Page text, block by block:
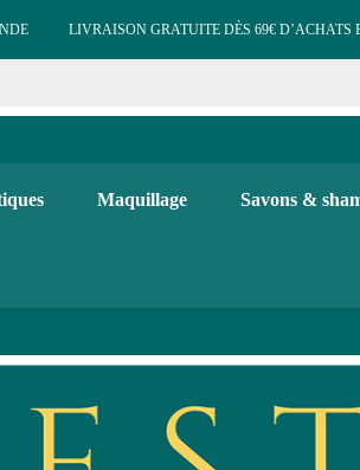
LIVRAISON GRATUITE DÈS 69€
Maquillage Savons &